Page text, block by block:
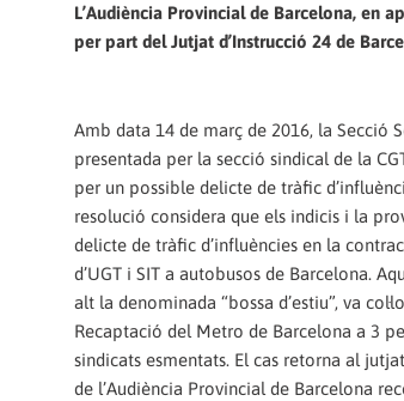
L’Audiència Provincial de Barcelona, en
per part del Jutjat d’Instrucció 24 de
Amb data 14 de març de 2016, la Secció
presentada per la secció sindical de la
per un possible delicte de tràfic
resolució considera que els indicis i la
delicte de tràfic d’influències en la
d’UGT i SIT a autobusos de Barcelona.
alt la denominada “bossa d’estiu”, va
Recaptació del Metro de Barcelona a 3
sindicats esmentats. El cas retorna al
de l’Audiència Provincial de Barcelona